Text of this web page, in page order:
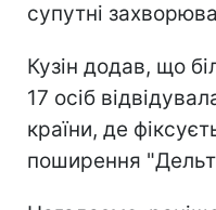
супутні
Кузін додав, що
17 осіб
країни, де
поширення